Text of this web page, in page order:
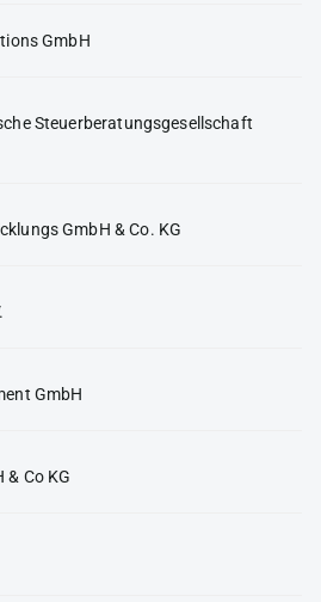
GmbH
Steuerberatungsgesellschaft
GmbH & Co. KG
GmbH
& Co KG